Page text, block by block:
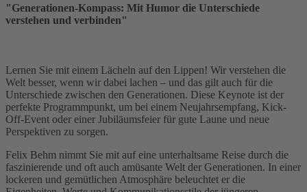
"Generationen-Kompass: Mit Humor die Unterschiede
verstehen und verbinden"
Lernen Sie mit einem Lächeln auf den Lippen! Wir verstehen die
Welt besser, wenn wir dabei lachen – und das gilt auch für die
Unterschiede zwischen den Generationen. Diese Keynote ist der
perfekte Programmpunkt, um bei einem Neujahrsempfang, Kick-
Off-Event oder einer Jubiläumsfeier für gute Laune und neue
Perspektiven zu sorgen.
Felix Behm nimmt Sie mit auf eine unterhaltsame Reise durch die
faszinierende und oft auch amüsante Welt der Generationen. In einer
lockeren und gemütlichen Atmosphäre beleuchtet er die